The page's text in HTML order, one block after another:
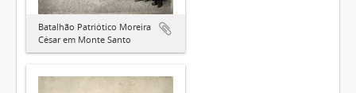
Batalhão Patriótico Moreira
César em Monte Santo